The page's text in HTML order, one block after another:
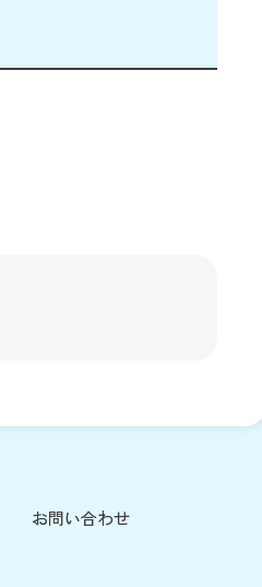
お問い合わせ